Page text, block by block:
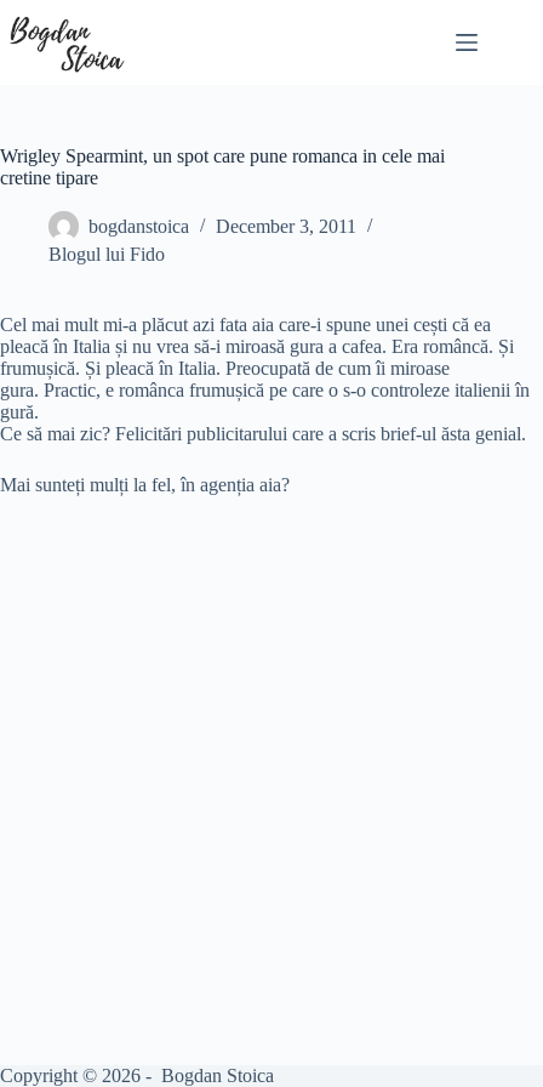
to
content
Wrigley Spearmint, un spot care pune romanca in cele mai
cretine tipare
bogdanstoica
December 3, 2011
Blogul lui Fido
Cel mai mult mi-a plăcut azi fata aia care-i spune unei cești că ea
pleacă în Italia și nu vrea să-i miroasă gura a cafea. Era româncă. Și
frumușică. Și pleacă în Italia. Preocupată de cum îi miroase
gura. Practic, e românca frumușică pe care o s-o controleze italienii în
gură.
Ce să mai zic? Felicitări publicitarului care a scris brief-ul ăsta genial.
Mai sunteți mulți la fel, în agenția aia?
Copyright © 2026 - Bogdan Stoica